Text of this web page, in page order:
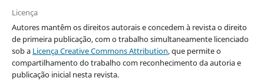
Licença
Autores mantêm os direitos autorais e concedem à revista o direito
de primeira publicação, com o trabalho simultaneamente licenciado
sob a Licença Creative Commons Attribution, que permite o
compartilhamento do trabalho com reconhecimento da autoria e
publicação inicial nesta revista.